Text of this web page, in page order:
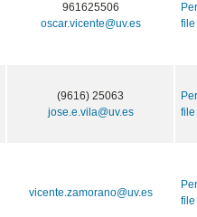
961625506
oscar.vicente@uv.es
file
(9616) 25063
jose.e.vila@uv.es
file
vicente.zamorano@uv.es
file